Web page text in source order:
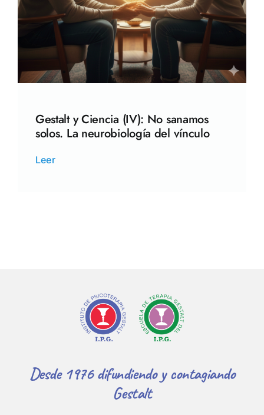
Gestalt y Ciencia (IV): No sanamos
solos. La neurobiología del vínculo
Leer
Desde 1976 difundiendo y contagiando
Gestalt